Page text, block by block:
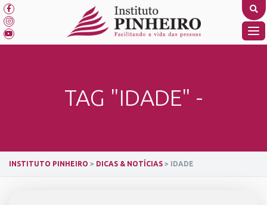
Skip
to
content
TAG "IDADE" -
INSTITUTO PINHEIRO > DICAS & NOTÍCIAS > IDADE